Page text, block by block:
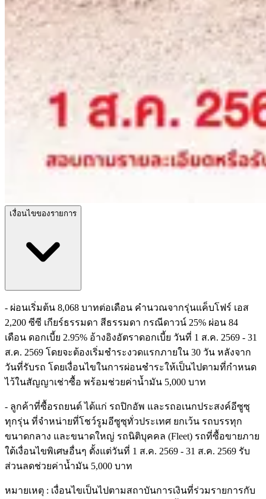
เงื่อนไขของรายการ
- ผ่อนเริ่มต้น 8,068 บาทต่อเดือน คำนวณจากรุ่นแค็บโฟร์ เอส
2,200 ซีซี เกียร์ธรรมดา สีธรรมดา กรณีดาวน์ 25% ผ่อน 84
เดือน ดอกเบี้ย 2.95% อ้างอิงอัตราดอกเบี้ย วันที่ 1 ส.ค. 2569 - 31
ส.ค. 2569 โดยจะต้องเริ่มชำระงวดแรกภายใน 30 วัน หลังจาก
วันที่รับรถ โดยเงื่อนไขในการผ่อนชำระให้เป็นไปตามที่กำหนด
ไว้ในสัญญาเช่าซื้อ พร้อมช่วยค่าน้ำมัน 5,000 บาท
- ลูกค้าที่ซื้อรถยนต์ ได้แก่ รถปิกอัพ และรถอเนกประสงค์อีซูซุ
ทุกรุ่น ที่จำหน่ายที่โชว์รูมอีซูซุทั่วประเทศ ยกเว้น รถบรรทุก
ขนาดกลาง และขนาดใหญ่ รถนิติบุคคล (Fleet) รถที่ซื้อขายภาย
ใต้เงื่อนไขพิเศษอื่นๆ ตั้งแต่วันที่ 1 ส.ค. 2569 - 31 ส.ค. 2569 รับ
ส่วนลดช่วยค่าน้ำมัน 5,000 บาท
หมายเหตุ : เงื่อนไขเป็นไปตามสถาบันการเงินที่ร่วมรายการกับ